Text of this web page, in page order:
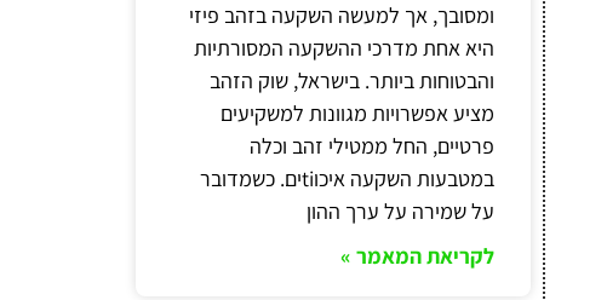
ומסובך, אך למעשה השקעה בזהב פיזי
היא אחת מדרכי ההשקעה המסורתיות
והבטוחות ביותר. בישראל, שוק הזהב
מציע אפשרויות מגוונות למשקיעים
פרטיים, החל ממטילי זהב וכלה
במטבעות השקעה איכוtiים. כשמדובר
על שמירה על ערך ההון
לקריאת המאמר »